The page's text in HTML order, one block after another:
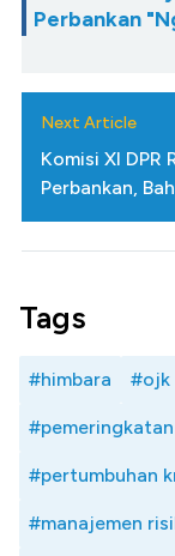
Perbankan
Next Article
Komisi XI
Perbankan,
Tags
#himbara #ojk
#pertumbuhan
#manajemen